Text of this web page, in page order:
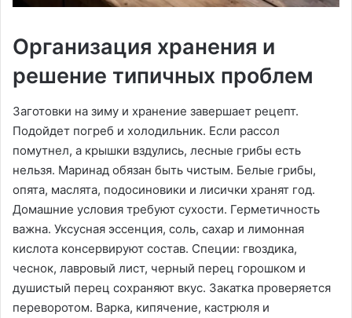
Организация хранения и
решение типичных проблем
Заготовки на зиму и хранение завершает рецепт.
Подойдет погреб и холодильник. Если рассол
помутнел, а крышки вздулись, лесные грибы есть
нельзя. Маринад обязан быть чистым. Белые грибы,
опята, маслята, подосиновики и лисички хранят год.
Домашние условия требуют сухости. Герметичность
важна. Уксусная эссенция, соль, сахар и лимонная
кислота консервируют состав. Специи: гвоздика,
чеснок, лавровый лист, черный перец горошком и
душистый перец сохраняют вкус. Закатка проверяется
переворотом. Варка, кипячение, кастрюля и